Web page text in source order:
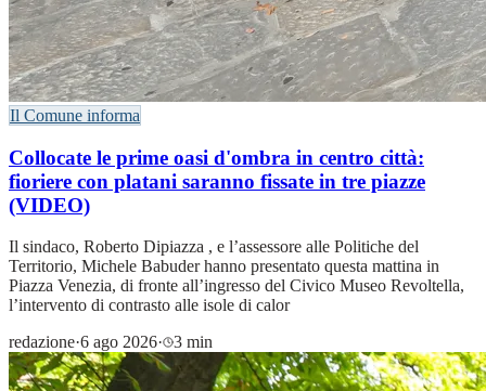
Il Comune informa
Collocate le prime oasi d'ombra in centro città:
fioriere con platani saranno fissate in tre piazze
(VIDEO)
Il sindaco, Roberto Dipiazza , e l’assessore alle Politiche del
Territorio, Michele Babuder hanno presentato questa mattina in
Piazza Venezia, di fronte all’ingresso del Civico Museo Revoltella,
l’intervento di contrasto alle isole di calor
redazione·6 ago 2026· 3 min